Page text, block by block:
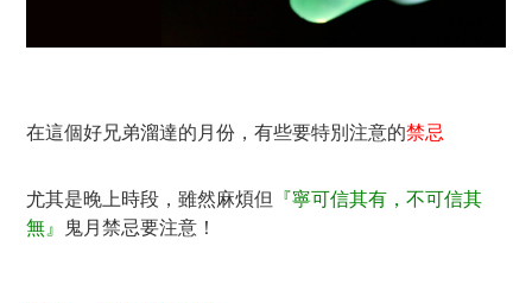
在這個好兄弟溜達的月份，有些要特別注意的禁忌
尤其是晚上時段，雖然麻煩但
『寧可信其有，不可信其
無』 鬼月禁忌要注意！